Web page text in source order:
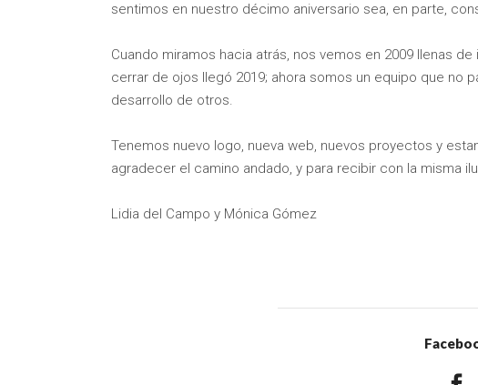
sentimos en nuestro décimo aniversario sea, en parte,
Cuando miramos hacia atrás, nos vemos en 2009 llenas
cerrar de ojos llegó 2019; ahora somos un equipo que no
desarrollo de otros.
Tenemos nuevo logo, nueva web, nuevos proyectos y
agradecer el camino andado, y para recibir con la misma
Lidia del Campo y Mónica Gómez